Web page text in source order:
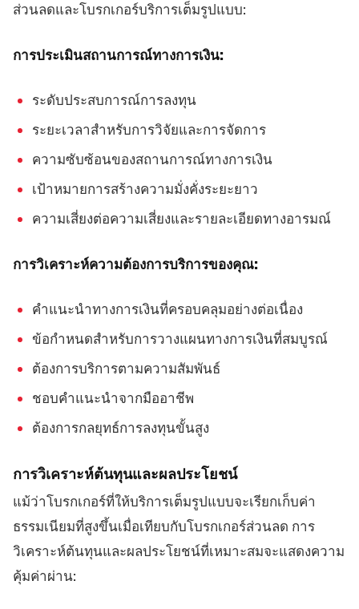
ส่วนลดและโบรกเกอร์บริการเต็มรูปแบบ:
การประเมินสถานการณ์ทางการเงิน:
ระดับประสบการณ์การลงทุน
ระยะเวลาสำหรับการวิจัยและการจัดการ
ความซับซ้อนของสถานการณ์ทางการเงิน
เป้าหมายการสร้างความมั่งคั่งระยะยาว
ความเสี่ยงต่อความเสี่ยงและรายละเอียดทางอารมณ์
การวิเคราะห์ความต้องการบริการของคุณ:
คำแนะนำทางการเงินที่ครอบคลุมอย่างต่อเนื่อง
ข้อกำหนดสำหรับการวางแผนทางการเงินที่สมบูรณ์
ต้องการบริการตามความสัมพันธ์
ชอบคำแนะนำจากมืออาชีพ
ต้องการกลยุทธ์การลงทุนขั้นสูง
การวิเคราะห์ต้นทุนและผลประโยชน์
แม้ว่าโบรกเกอร์ที่ให้บริการเต็มรูปแบบจะเรียกเก็บค่า
ธรรมเนียมที่สูงขึ้นเมื่อเทียบกับโบรกเกอร์ส่วนลด การ
วิเคราะห์ต้นทุนและผลประโยชน์ที่เหมาะสมจะแสดงความ
คุ้มค่าผ่าน: